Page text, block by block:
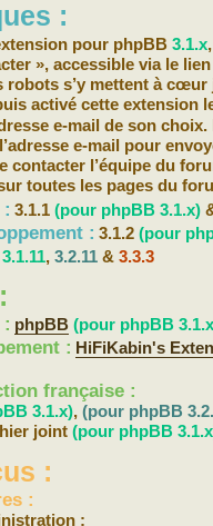
:
pour phpBB3.1.x
», accessible via le
robots s’y mettent à
activé cette extension
e-mail de son
e-mail pour
contacter l’équipe du
toutes les pages du
3.1.1(pour phpBB 3.1.x)
: 3.1.2(pour
3.1.11,3.2.11 &3.3.3
phpBB (pour phpBB
: HiFiKabin's
française :
3.1.x),(pour phpBB
joint(pour phpBB
:
:
: